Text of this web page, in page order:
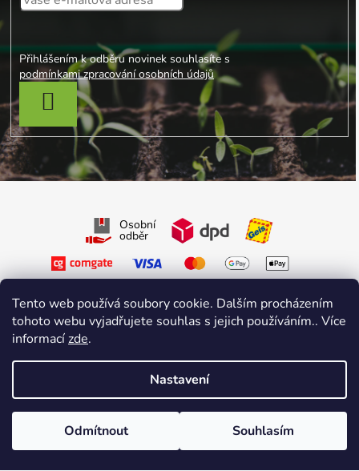
Tento web používá soubory cookie. Dalším procházením
tohoto webu vyjadřujete souhlas s jejich používáním.. Více
informacízde.
Nastavení
Odmítnout Souhlasím
Přihlášením k odběru novinek souhlasíte s
podmínkami zpracování osobních údajů
PŘIHLÁSIT SE
Osobní
odběr
Sledujte nás na Instagramu
Vytvořil Shoptet Premium&sniperdesign.cz
Copyright 2026
Growmarket.cz . Všechna práva vyhrazena.